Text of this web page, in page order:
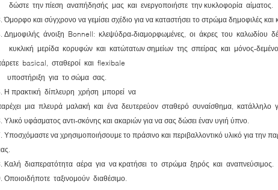
δώστε την πίεση αναπήδησής μας και ενεργοποιήστε την κυκλοφορία αίματος.
Όμορφο και σύγχρονο να γεμίσει σχέδιο για να καταστήσει το στρώμα δημοφιλές
Δημοφιλής άνοιξη Bonnell: κλεψύδρα-διαμορφωμένες, οι άκρες του καλωδίου
κυκλική μερίδα κορυφών και κατώτατων σημείων της σπείρας και μόνος-
basical, σταθεροί και flexibale
υποστήριξη για το σώμα σας.
Η πρακτική δίπλευρη χρήση μπορεί να
μια πλευρά μαλακή και ένα δευτερεύον σταθερό συναίσθημα, κατάλληλο
Υλικό υφάσματος αντι-σκόνης και ακαριών για να σας δώσει έναν υγιή ύπνο.
Υποσχόμαστε να χρησιμοποιήσουμε το πράσινο και περιβαλλοντικό υλικό για την
Καλή διαπερατότητα αέρα για να κρατήσει το στρώμα ξηρός και αναπνεύσιμος.
Οποιοιδήποτε ταξινομούν διαθέσιμο.